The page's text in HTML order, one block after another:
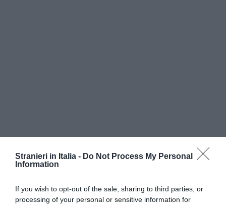
Stranieri in Italia - Do Not Process My Personal
Information
If you wish to opt-out of the sale, sharing to third parties, or
processing of your personal or sensitive information for
subordinato per settori di autotrasporto,